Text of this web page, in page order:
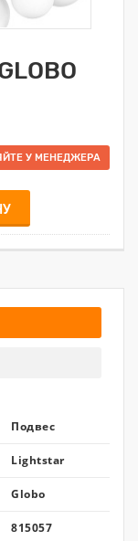
У МЕНЕДЖЕРА
Подвес
Lightstar
Globo
815057